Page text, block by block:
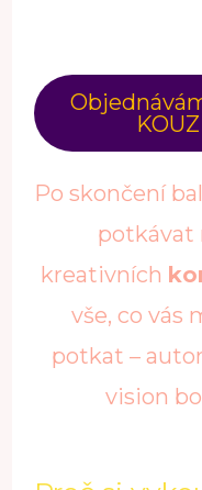
Po skončení
potkávat
kreativních
vše, co vás
potkat –
vision